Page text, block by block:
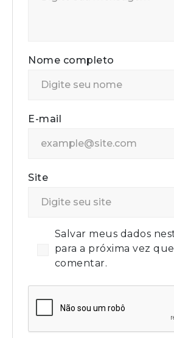
Nome completo
E-mail
Site
Salvar meus dados
para a próxima vez
comentar.